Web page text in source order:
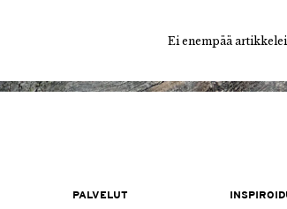
Ei enempää
PALVELUT